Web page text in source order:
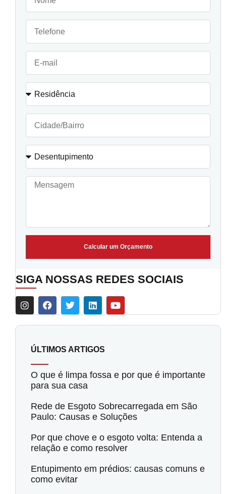
Calcular um Orçamento
SIGA NOSSAS REDES SOCIAIS
ÚLTIMOS ARTIGOS
O que é limpa fossa e por que é importante
para sua casa
Rede de Esgoto Sobrecarregada em São
Paulo: Causas e Soluções
Por que chove e o esgoto volta: Entenda a
relação e como resolver
Entupimento em prédios: causas comuns e
como evitar